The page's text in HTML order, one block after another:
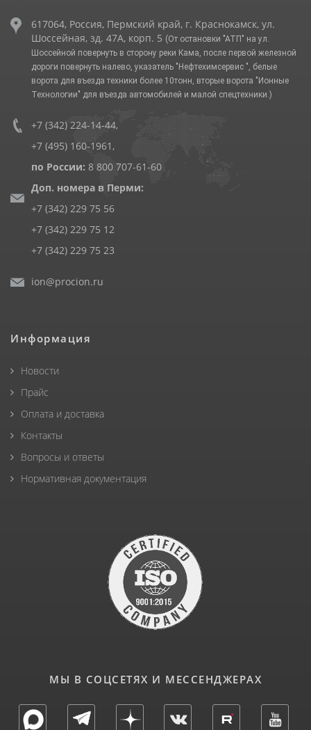
617064, Россия, Пермский край, г. Краснокамск, ул.
Шоссейная, зд. 47А, корп. 5 (От остановки "АТП" на ул.
Шоссейной повернуть в сторону реки Кама, после первой железной
дороги повернуть налево, указатель "Нефтехимсервис ", белые
ворота для въезда техники более 10тонн, вторые ворота "Ионные
Технологии" для въезда автомобилей и малой спецтехники.)
+7 (342) 224-14-44,
+7 (495) 160-1961 ,
по России: 8 800 707-61-60
Доп. номера в Перми:
+7 (342) 229 75 56
+7 (342) 229 75 12
+7 (342) 229 75 23
ion@procion.ru
Информация
Новости
Прайс
Оплата и доставка
Контакты
Вопросы и ответы
Нормативная документация
МЫ В СОЦСЕТЯХ И МЕССЕНДЖЕРАХ